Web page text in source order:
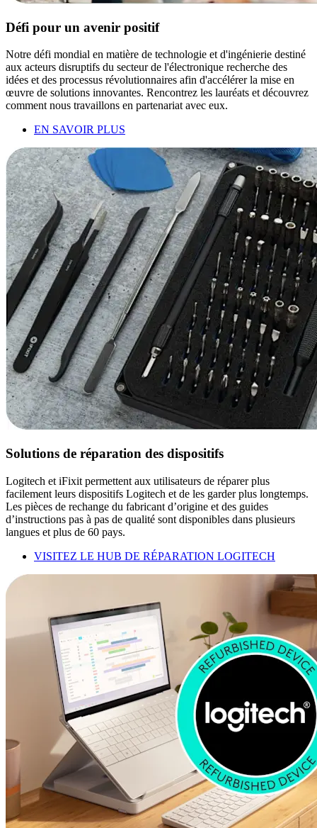
Défi pour un avenir positif
Notre défi mondial en matière de technologie et d'ingénierie destiné
aux acteurs disruptifs du secteur de l'électronique recherche des
idées et des processus révolutionnaires afin d'accélérer la mise en
œuvre de solutions innovantes. Rencontrez les lauréats et découvrez
comment nous travaillons en partenariat avec eux.
EN SAVOIR PLUS
Solutions de réparation des dispositifs
Logitech et iFixit permettent aux utilisateurs de réparer plus
facilement leurs dispositifs Logitech et de les garder plus longtemps.
Les pièces de rechange du fabricant d’origine et des guides
d’instructions pas à pas de qualité sont disponibles dans plusieurs
langues et plus de 60 pays.
VISITEZ LE HUB DE RÉPARATION LOGITECH